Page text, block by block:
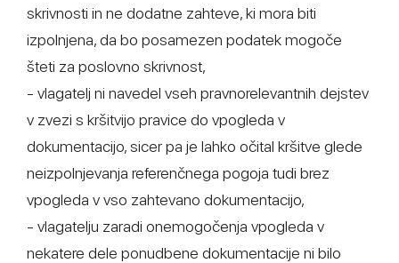
skrivnosti in ne dodatne zahteve, ki mora biti
izpolnjena, da bo posamezen podatek mogoče
šteti za poslovno skrivnost,
- vlagatelj ni navedel vseh pravnorelevantnih dejstev
v zvezi s kršitvijo pravice do vpogleda v
dokumentacijo, sicer pa je lahko očital kršitve glede
neizpolnjevanja referenčnega pogoja tudi brez
vpogleda v vso zahtevano dokumentacijo,
- vlagatelju zaradi onemogočenja vpogleda v
nekatere dele ponudbene dokumentacije ni bilo